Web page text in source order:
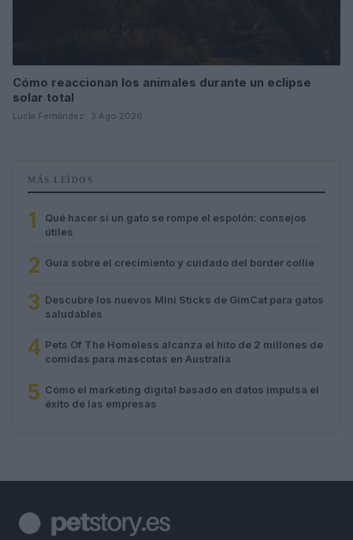
Cómo reaccionan los animales durante un eclipse
solar total
Lucía Fernández · 3 Ago 2026
MÁS LEÍDOS
1
Qué hacer si un gato se rompe el espolón: consejos
útiles
2 Guía sobre el crecimiento y cuidado del border collie
3 Descubre los nuevos Mini Sticks de GimCat para gatos
saludables
4 Pets Of The Homeless alcanza el hito de 2 millones de
comidas para mascotas en Australia
5 Cómo el marketing digital basado en datos impulsa el
éxito de las empresas